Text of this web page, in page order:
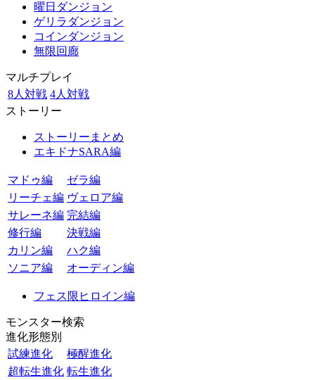
曜日ダンジョン
ゲリラダンジョン
コインダンジョン
無限回廊
マルチプレイ
8人対戦 4人対戦
ストーリー
ストーリーまとめ
エキドナSARA編
マドゥ編
ゼラ編
リーチェ編 ヴェロア編
サレーネ編 完結編
修行編
決戦編
カリン編
ハク編
ソニア編
オーディン編
フェス限ヒロイン編
モンスター検索
進化形態別
試練進化
極醒進化
超転生進化 転生進化